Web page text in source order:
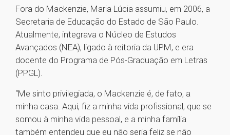
Fora do Mackenzie, Maria Lúcia assumiu, em 2006, a
Secretaria de Educação do Estado de São Paulo.
Atualmente, integrava o Núcleo de Estudos
Avançados (NEA), ligado à reitoria da UPM, e era
docente do Programa de Pós-Graduação em Letras
(PPGL).
“Me sinto privilegiada, o Mackenzie é, de fato, a
minha casa. Aqui, fiz a minha vida profissional, que se
somou à minha vida pessoal, e a minha família
também entendeu que eu não seria feliz se não